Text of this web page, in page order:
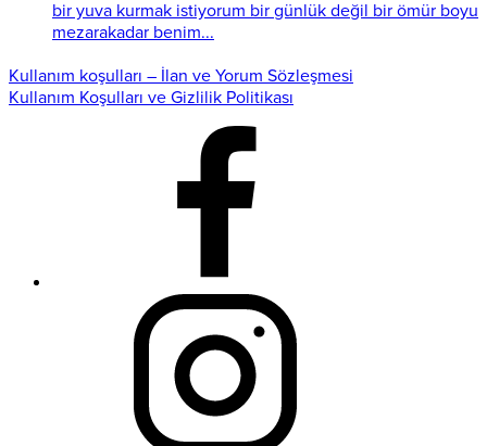
bir yuva kurmak istiyorum bir günlük değil bir ömür boyu
mezarakadar benim...
Kullanım koşulları – İlan ve Yorum Sözleşmesi
Kullanım Koşulları ve Gizlilik Politikası